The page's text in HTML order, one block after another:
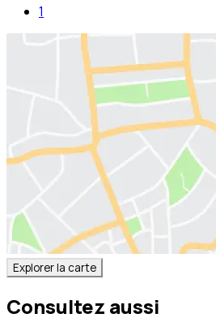
1
Explorer la carte
Consultez aussi